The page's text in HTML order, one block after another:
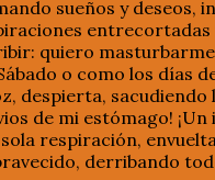
sueños y deseos,
entrecortadas
quiero
o como los días
despierta, sacudiendo
de mi estómago!
respiración,
derribando